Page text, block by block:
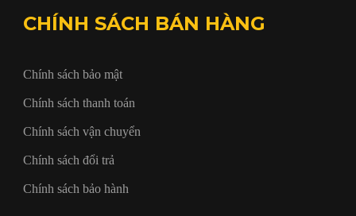
CHÍNH SÁCH BÁN HÀNG
Chính sách bảo mật
Chính sách thanh toán
Chính sách vận chuyển
Chính sách đổi trả
Chính sách bảo hành